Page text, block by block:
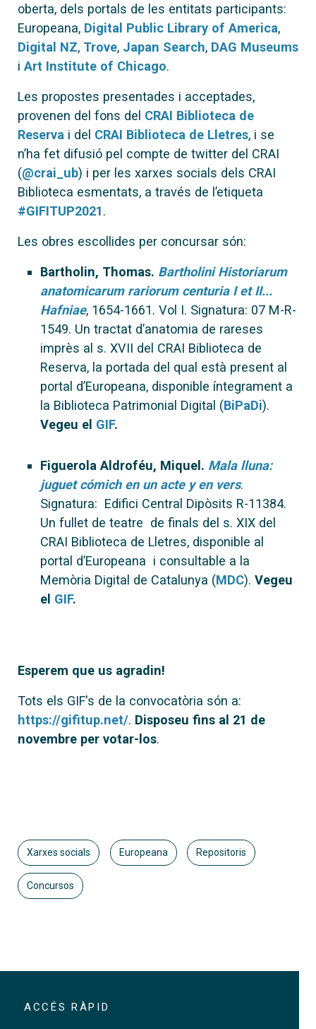
oberta, dels portals de les entitats participants:
Europeana, Digital Public Library of America,
Digital NZ, Trove, Japan Search, DAG Museums
i Art Institute of Chicago.
Les propostes presentades i acceptades,
provenen del fons del CRAI Biblioteca de
Reserva i del CRAI Biblioteca de Lletres, i se
n’ha fet difusió pel compte de twitter del CRAI
(@crai_ub) i per les xarxes socials dels CRAI
Biblioteca esmentats, a través de l’etiqueta
#GIFITUP2021.
Les obres escollides per concursar són:
Bartholin, Thomas. Bartholini Historiarum
anatomicarum rariorum centuria I et II...
Hafniae, 1654-1661. Vol I. Signatura: 07 M-R-
1549. Un tractat d’anatomia de rareses
imprès al s. XVII del CRAI Biblioteca de
Reserva, la portada del qual està present al
portal d’Europeana, disponible íntegrament a
la Biblioteca Patrimonial Digital (BiPaDi).
Vegeu el GIF.
Figuerola Aldroféu, Miquel. Mala lluna:
juguet cómich en un acte y en vers.
Signatura: Edifici Central Dipòsits R-11384.
Un fullet de teatre de finals del s. XIX del
CRAI Biblioteca de Lletres, disponible al
portal d’Europeana i consultable a la
Memòria Digital de Catalunya (MDC). Vegeu
el GIF.
Esperem que us agradin!
Tots els GIF's de la convocatòria són a:
https://gifitup.net/. Disposeu fins al 21 de
novembre per votar-los.
Xarxes socials Europeana Repositoris
Concursos
ACCÉS RÀPID